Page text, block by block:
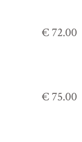
€ 72.00
€ 75.00